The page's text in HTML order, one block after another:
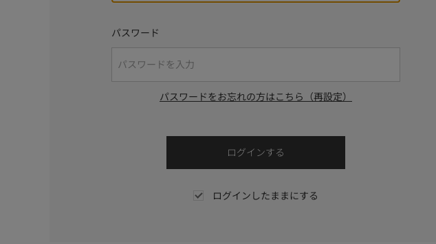
パスワード
パスワードをお忘れの方はこちら（再設定）
ログインしたままにする